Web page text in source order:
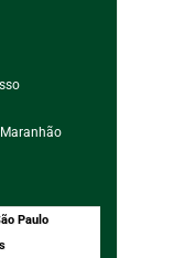
Maranhão
Paulo